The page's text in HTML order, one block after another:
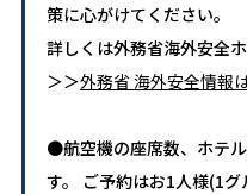
策に心がけてください。
詳しくは外務省海外安全
＞＞外務省 海外安全情報
●航空機の座席数、ホテ
す。 ご予約はお1人様(1